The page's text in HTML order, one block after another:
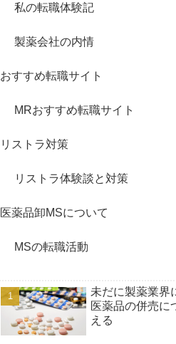
私の転職体験記
製薬会社の内情
おすすめ転職サイト
MRおすすめ転職サイト
リストラ対策
リストラ体験談と対策
医薬品卸MSについて
MSの転職活動
未だに製薬業界
医薬品の併売に
える